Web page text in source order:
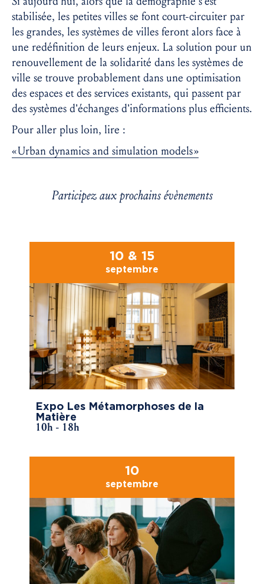
stabilisée, les petites villes se font court-circuiter par
les grandes, les systèmes de villes feront alors face à
une redéfinition de leurs enjeux. La solution pour un
renouvellement de la solidarité dans les systèmes de
ville se trouve probablement dans une optimisation
des espaces et des services existants, qui passent par
des systèmes d’échanges d’informations plus efficients.
Pour aller plus loin, lire :
« Urban dynamics and simulation models »
Participez aux prochains évènements
10 & 15
septembre
Expo Les Métamorphoses de la
Matière
10h - 18h
10
septembre